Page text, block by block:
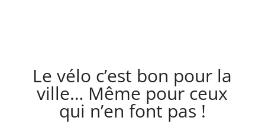
Le vélo c’est bon pour la
ville… Même pour ceux
qui n’en font pas !